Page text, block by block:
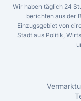
Wir haben täglich 24
berichten aus der
Einzugsgebiet von
Stadt aus Politik,